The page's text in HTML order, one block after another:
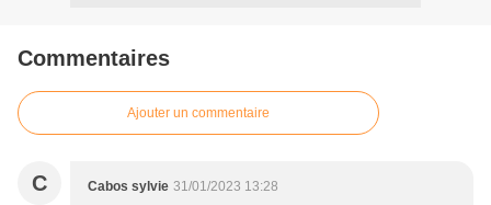
Commentaires
Ajouter un commentaire
C Cabos sylvie 31/01/2023 13:28